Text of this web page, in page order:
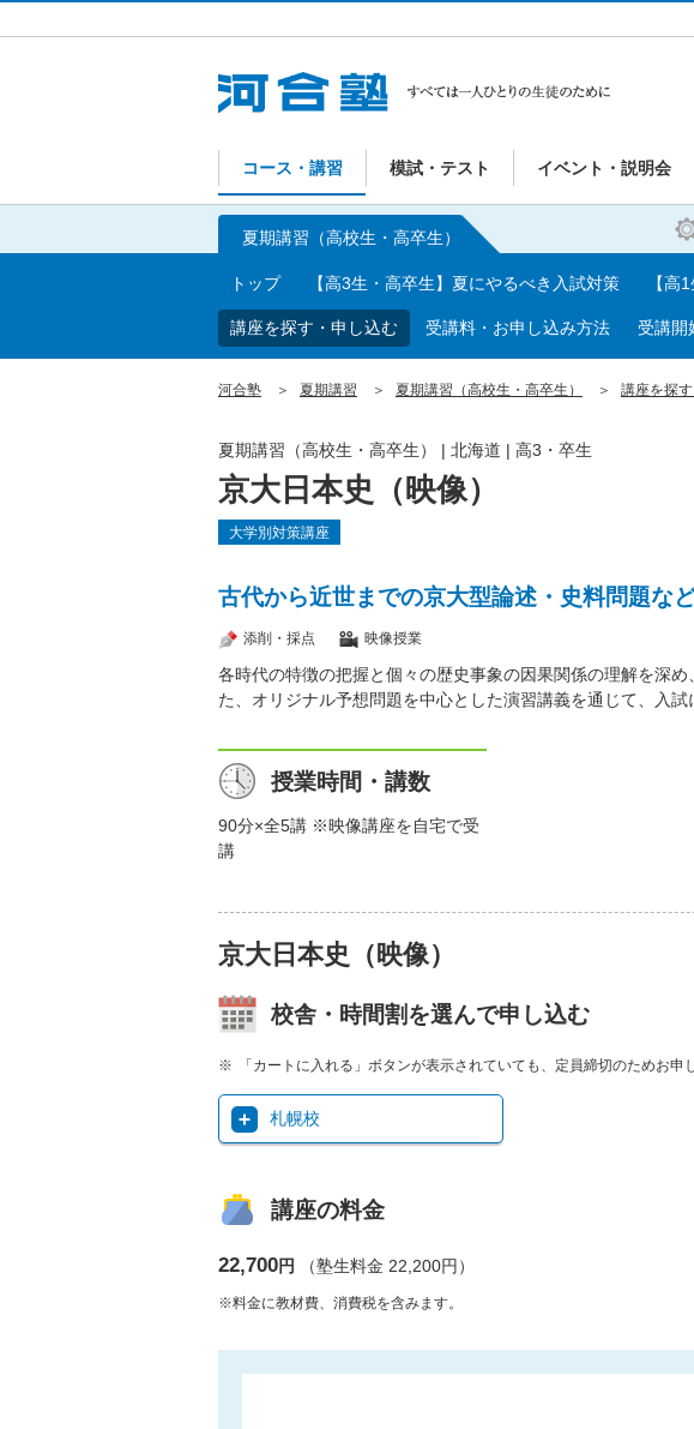
コース・講習 模試・テスト イベント・説明会
夏期講習（高校生・高卒生）
トップ 【高3生・高卒生】夏にやるべき入試対策 【高
講座を探す・申し込む 受講料・お申し込み方法 受講開
河合塾 夏期講習 夏期講習（高校生・高卒生） 講座を探
京大日本史（映像）
夏期講習（高校生・高卒生） | 北海道 | 高3・卒生
大学別対策講座
古代から近世までの京大型論述・史料問題な
添削・採点 映像授業
各時代の特徴の把握と個々の歴史事象の因果関係の理解を深
た、オリジナル予想問題を中心とした演習講義を通じて、入試
授業時間・講数
90分×全5講 ※映像講座を自宅で受
講
京大日本史（映像）
校舎・時間割を選んで申し込む
「カートに入れる」ボタンが表示されていても、定員締切のためお申
札幌校
講座の料金
22,700円 （塾生料金 22,200円）
※料金に教材費、消費税を含みます。